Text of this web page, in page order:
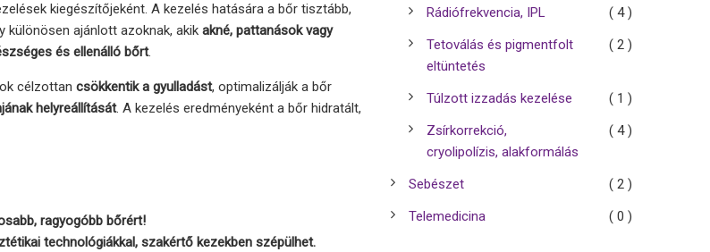
kiegészítőjeként. A kezelés hatására a bőr tisztább,
különösen ajánlott azoknak, akik akné, pattanások vagy
és ellenálló bőrt.
célzottan csökkentik a gyulladást, optimalizálják a bőr
helyreállítását. A kezelés eredményeként a bőr hidratált,
ragyogóbb bőrért!
technológiákkal, szakértő kezekben szépülhet.
Rádiófrekvencia, IPL
( 4 )
Tetoválás és pigmentfolt
eltüntetés
( 2 )
Túlzott izzadás kezelése
( 1 )
Zsírkorrekció,
cryolipolízis, alakformálás
( 4 )
Sebészet
( 2 )
Telemedicina
( 0 )